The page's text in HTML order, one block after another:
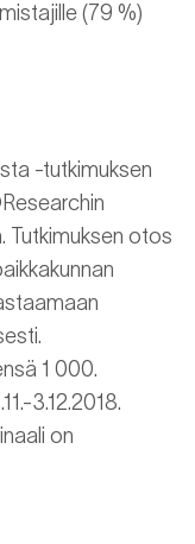
(79 %)
-tutkimuksen
Tutkimuksen otos
1 000.
3.12.2018.
on